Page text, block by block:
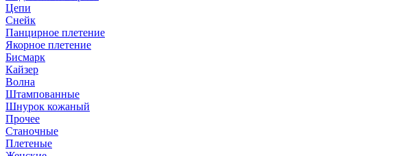
Цепи
Снейк
Панцирное плетение
Якорное плетение
Бисмарк
Кайзер
Волна
Штампованные
Шнурок кожаный
Прочее
Станочные
Плетеные